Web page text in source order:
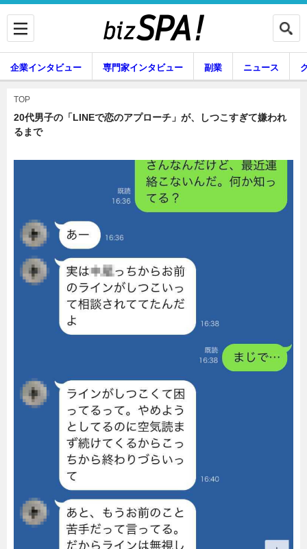
専門家インタビュー
副業
グルメ
暮らし
連載一覧
企業インタビュー 専門家インタビュー 副業 ニュース
暮らし
TOP
20代男子の「LINEで恋のアプローチ」が、しつこすぎて嫌われ
るまで